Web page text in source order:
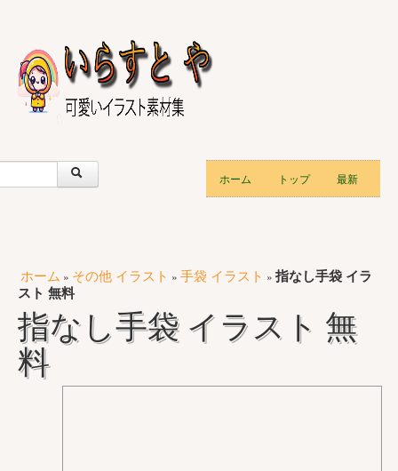
ホーム トップ 最新
ホーム » その他 イラスト » 手袋 イラスト » 指なし手袋 イラ
スト 無料
指なし手袋 イラスト 無
料